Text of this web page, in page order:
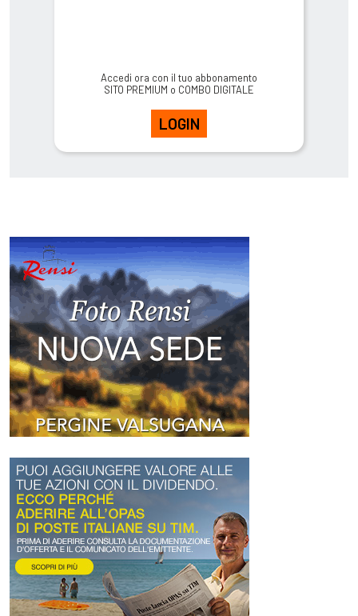
Accedi ora con il tuo abbonamento
SITO PREMIUM o COMBO DIGITALE
LOGIN